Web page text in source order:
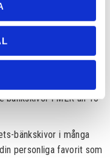
Metodkök
bänkskivor i MER än 10
bänkskivor i många
personliga favorit som